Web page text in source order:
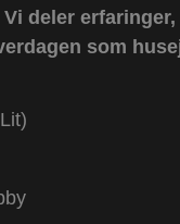
Vi deler
som